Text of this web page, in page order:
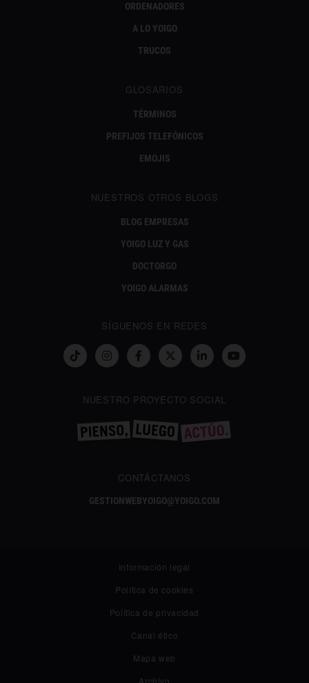
ORDENADORES
A LO YOIGO
TRUCOS
GLOSARIOS
TÉRMINOS
PREFIJOS TELEFÓNICOS
EMOJIS
NUESTROS OTROS BLOGS
BLOG EMPRESAS
YOIGO LUZ Y GAS
DOCTORGO
YOIGO ALARMAS
SÍGUENOS EN REDES
NUESTRO PROYECTO SOCIAL
CONTÁCTANOS
GESTIONWEBYOIGO@YOIGO.COM
Información legal
Política de cookies
Política de privacidad
Canal ético
Mapa web
¿Te gusta lo que lees?
no te pierdas nuestros próximos contenidos.